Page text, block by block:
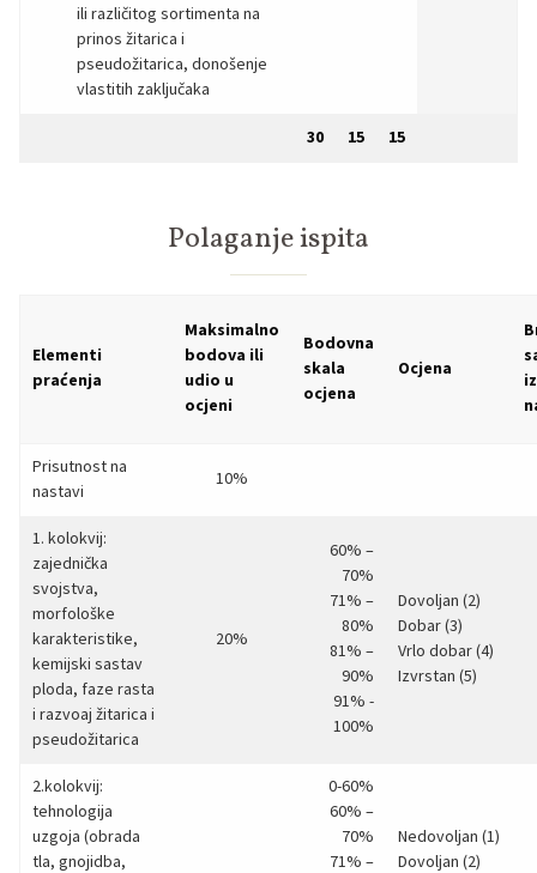
ili različitog sortimenta na
prinos žitarica i
pseudožitarica, donošenje
vlastitih zaključaka
30 15 15
Polaganje ispita
Elementi
praćenja
Maksimalno
bodova ili
udio u
ocjeni
Bodovna
skala
ocjena
Ocjena
Prisutnost na
nastavi
10%
1. kolokvij:
zajednička
svojstva,
morfološke
karakteristike,
kemijski sastav
ploda, faze rasta
i razvoaj žitarica i
pseudožitarica
20%
60% –
70%
71% –
80%
81% –
90%
91% -
100%
Dovoljan (2)
Dobar (3)
Vrlo dobar (4)
Izvrstan (5)
2.kolokvij:
tehnologija
uzgoja (obrada
tla, gnojidba,
0-60%
60% –
70%
71% –
Nedovoljan (1)
Dovoljan (2)